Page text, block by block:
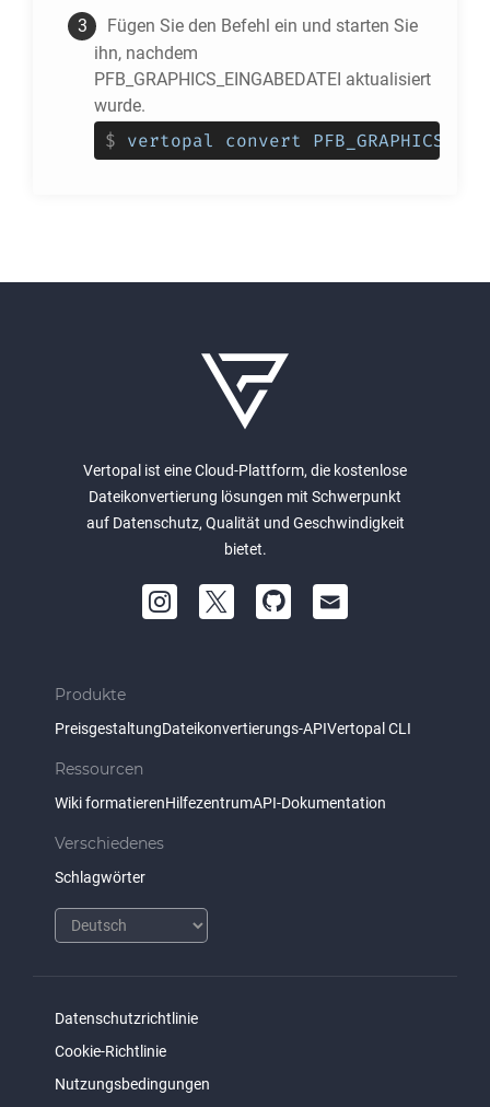
Fügen Sie den Befehl ein und starten Sie
ihn, nachdem
PFB_GRAPHICS_EINGABEDATEI aktualisiert
wurde.
$ vertopal convert
Vertopal ist eine Cloud-Plattform, die kostenlose
Dateikonvertierung lösungen mit Schwerpunkt
auf Datenschutz, Qualität und Geschwindigkeit
bietet.
Produkte
PreisgestaltungDateikonvertierungs-APIVertopal CLI
Ressourcen
Wiki formatierenHilfezentrumAPI-Dokumentation
Verschiedenes
Schlagwörter
Datenschutzrichtlinie
Cookie-Richtlinie
Nutzungsbedingungen